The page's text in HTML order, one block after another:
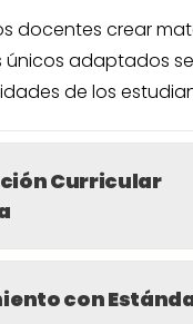
docentes crear
adaptados
de los
Curricular
con